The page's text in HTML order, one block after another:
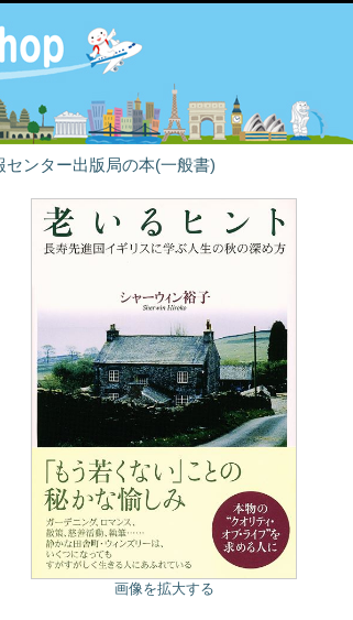
センター出版局の本(一般書)
画像を拡大する